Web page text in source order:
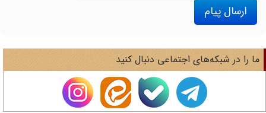
ارسال پیام
را در شبکه‌های اجتماعی دنبال کنید